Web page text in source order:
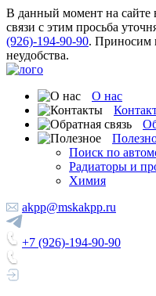
В данный момент на сайте
связи с этим просьба
(926)-194-90-90. Приносим
неудобства.
О нас
Поиск по
Радиаторы и
Химия
akpp@mskakpp.ru
+7 (926)-194-90-90